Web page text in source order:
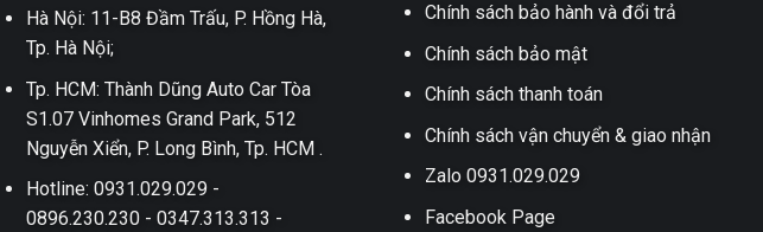
Hà Nội: 11-B8 Đầm Trấu, P. Hồng Hà,
Tp. Hà Nội;
Tp. HCM: Thành Dũng Auto Car Tòa
S1.07 Vinhomes Grand Park, 512
Nguyễn Xiển, P. Long Bình, Tp. HCM .
Hotline: 0931.029.029 -
0896.230.230 - 0347.313.313 -
Chính sách bảo hành và đổi trả
Chính sách bảo mật
Chính sách thanh toán
Chính sách vận chuyển & giao nhận
Zalo 0931.029.029
Facebook Page